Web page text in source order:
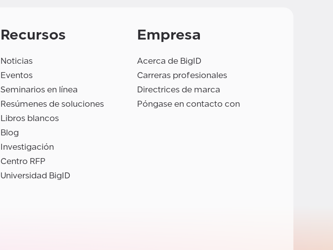
Recursos
Noticias
Eventos
Seminarios en línea
Resúmenes de soluciones
Libros blancos
Blog
Investigación
Centro RFP
Universidad BigID
Empresa
Acerca de BigID
Carreras profesionales
Directrices de marca
Póngase en contacto con